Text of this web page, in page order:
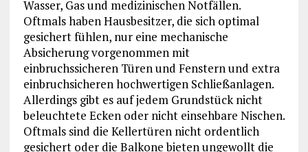
Wasser, Gas und medizinischen Notfällen.
Oftmals haben Hausbesitzer, die sich optimal
gesichert fühlen, nur eine mechanische
Absicherung vorgenommen mit
einbruchssicheren Türen und Fenstern und extra
einbruchsicheren hochwertigen Schließanlagen.
Allerdings gibt es auf jedem Grundstück nicht
beleuchtete Ecken oder nicht einsehbare Nischen.
Oftmals sind die Kellertüren nicht ordentlich
gesichert oder die Balkone bieten ungewollt die